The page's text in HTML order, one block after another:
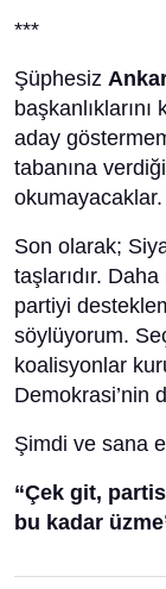
***
Şüphesiz
aday
tabanına
okumayacaklar.
Son olarak;
taşlarıdır.
partiyi
söylüyorum.
koalisyonlar
Demokrasi’nin
Şimdi ve sana
“Çek git,
bu kadar